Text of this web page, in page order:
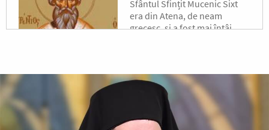
Sfântul Sfințit Mucenic Sixt
era din Atena, de neam
grecesc, și a fost mai întâi
Sfântul Mucenic
Laurențiu
Arhidiaconul